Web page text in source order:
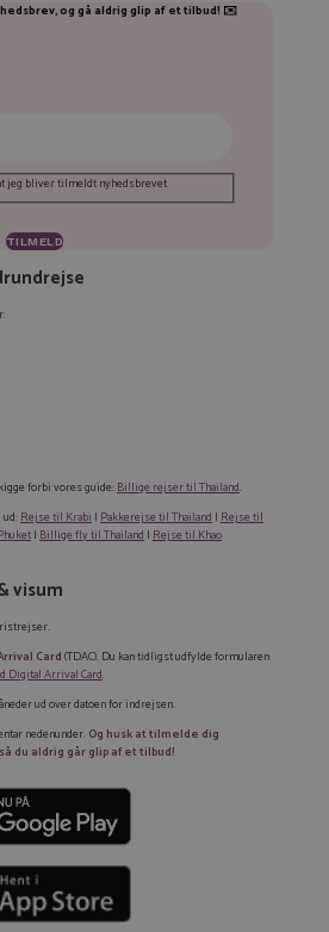
og gå aldrig glip af et tilbud! ✉️
jeg bliver tilmeldt nyhedsbrevet
forbi vores guide:Billige rejser til Thailand.
Rejse til Krabi|Pakkerejse til Thailand|Rejse til
|Billige fly til Thailand|Rejse til Khao
visum
Card(TDAC). Du kan tidligst udfylde formularen
Digital Arrival Card.
ud over datoen for indrejsen.
nedenunder. Og husk at tilmelde dig
du aldrig går glip af et tilbud!